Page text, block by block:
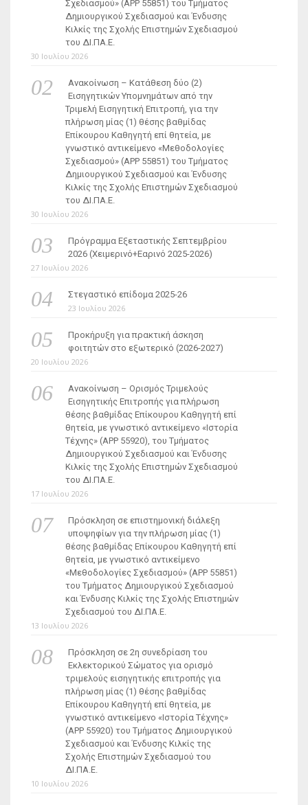
Σχεδιασμού» (ΑΡΡ 55851) του Τμήματος
Δημιουργικού Σχεδιασμού και Ένδυσης
Κιλκίς της Σχολής Επιστημών Σχεδιασμού
του ΔΙ.ΠΑ.Ε.
30 Ιουλίου 2026
Ανακοίνωση – Κατάθεση δύο (2)
Εισηγητικών Υπομνημάτων από την
Τριμελή Εισηγητική Επιτροπή, για την
πλήρωση μίας (1) θέσης βαθμίδας
Επίκουρου Καθηγητή επί θητεία, με
γνωστικό αντικείμενο «Μεθοδολογίες
Σχεδιασμού» (ΑΡΡ 55851) του Τμήματος
Δημιουργικού Σχεδιασμού και Ένδυσης
Κιλκίς της Σχολής Επιστημών Σχεδιασμού
του ΔΙ.ΠΑ.Ε.
30 Ιουλίου 2026
Πρόγραμμα Εξεταστικής Σεπτεμβρίου
2026 (Χειμερινό+Εαρινό 2025-2026)
27 Ιουλίου 2026
Στεγαστικό επίδομα 2025-26
23 Ιουλίου 2026
Προκήρυξη για πρακτική άσκηση
φοιτητών στο εξωτερικό (2026-2027)
20 Ιουλίου 2026
Ανακοίνωση – Ορισμός Τριμελούς
Εισηγητικής Επιτροπής για πλήρωση
θέσης βαθμίδας Επίκουρου Καθηγητή επί
θητεία, με γνωστικό αντικείμενο «Ιστορία
Τέχνης» (ΑΡΡ 55920), του Τμήματος
Δημιουργικού Σχεδιασμού και Ένδυσης
Κιλκίς της Σχολής Επιστημών Σχεδιασμού
του ΔΙ.ΠΑ.Ε.
17 Ιουλίου 2026
Πρόσκληση σε επιστημονική διάλεξη
υποψηφίων για την πλήρωση μίας (1)
θέσης βαθμίδας Επίκουρου Καθηγητή επί
θητεία, με γνωστικό αντικείμενο
«Μεθοδολογίες Σχεδιασμού» (ΑΡΡ 55851)
του Τμήματος Δημιουργικού Σχεδιασμού
και Ένδυσης Κιλκίς της Σχολής Επιστημών
Σχεδιασμού του ΔΙ.ΠΑ.Ε.
13 Ιουλίου 2026
Πρόσκληση σε 2η συνεδρίαση του
Εκλεκτορικού Σώματος για ορισμό
τριμελούς εισηγητικής επιτροπής για
πλήρωση μίας (1) θέσης βαθμίδας
Επίκουρου Καθηγητή επί θητεία, με
γνωστικό αντικείμενο «Ιστορία Τέχνης»
(ΑΡΡ 55920) του Τμήματος Δημιουργικού
Σχεδιασμού και Ένδυσης Κιλκίς της
Σχολής Επιστημών Σχεδιασμού του
ΔΙ.ΠΑ.Ε.
10 Ιουλίου 2026